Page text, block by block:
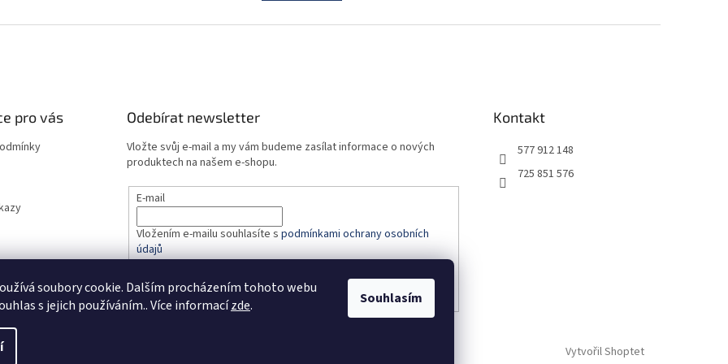
soubory cookie. Dalším procházením tohoto webu
s jejich používáním.. Více informacízde. Souhlasím
d
y
u
n
pro vás Odebírat newsletter
Vložte svůj e-mail a my vám budeme zasílat informace o nových
produktech na našem e-shopu.
E-mail
Vložením e-mailu souhlasíte s podmínkami ochrany osobních
údajů
PŘIHLÁSIT SE
Kontakt
577 912 148
725 851 576
Vytvořil Shoptet